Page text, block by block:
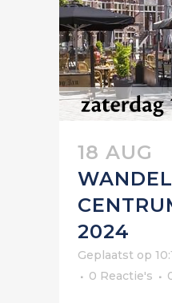
18 AUG
2024
Geplaatst op
0 Reactie's